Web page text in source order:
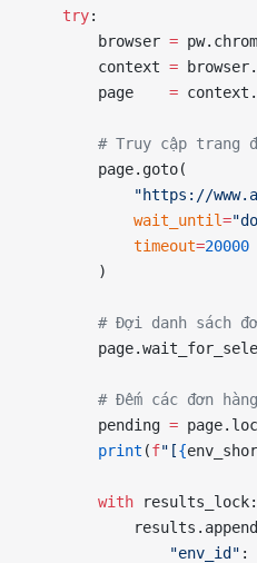
    try
:
        browser
=
        context
=
        page
=
# Truy cập trang
        page.goto(
"https://
            wait_until
=
            timeout
=20000
        )
# Đợi danh sách
# Đếm các đơn
        pending
=
        print
(f"[{
        with
results_lock:
                "env_id"
: